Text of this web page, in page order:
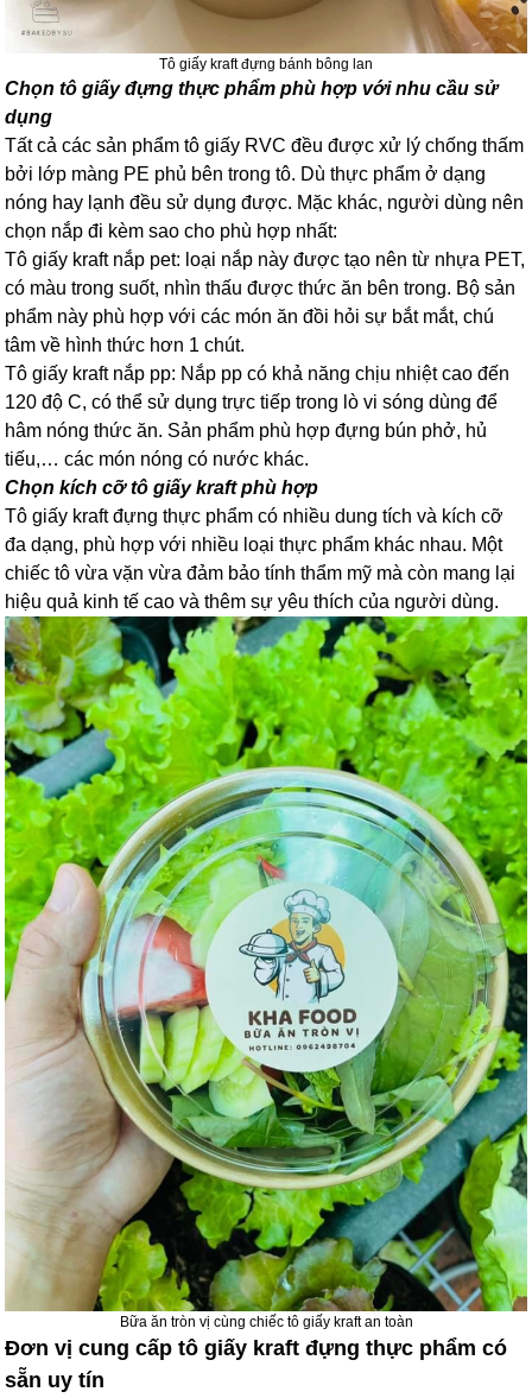
Tô giấy kraft đựng bánh bông lan
Chọn tô giấy đựng thực phẩm phù hợp với nhu cầu sử
dụng
Tất cả các sản phẩm tô giấy RVC đều được xử lý chống thấm
bởi lớp màng PE phủ bên trong tô. Dù thực phẩm ở dạng
nóng hay lạnh đều sử dụng được. Mặc khác, người dùng nên
chọn nắp đi kèm sao cho phù hợp nhất:
Tô giấy kraft nắp pet: loại nắp này được tạo nên từ nhựa PET,
có màu trong suốt, nhìn thấu được thức ăn bên trong. Bộ sản
phẩm này phù hợp với các món ăn đồi hỏi sự bắt mắt, chú
tâm về hình thức hơn 1 chút.
Tô giấy kraft nắp pp: Nắp pp có khả năng chịu nhiệt cao đến
120 độ C, có thể sử dụng trực tiếp trong lò vi sóng dùng để
hâm nóng thức ăn. Sản phẩm phù hợp đựng bún phở, hủ
tiếu,… các món nóng có nước khác.
Chọn kích cỡ tô giấy kraft phù hợp
Tô giấy kraft đựng thực phẩm có nhiều dung tích và kích cỡ
đa dạng, phù hợp với nhiều loại thực phẩm khác nhau. Một
chiếc tô vừa vặn vừa đảm bảo tính thẩm mỹ mà còn mang lại
hiệu quả kinh tế cao và thêm sự yêu thích của người dùng.
Bữa ăn tròn vị cùng chiếc tô giấy kraft an toàn
Đơn vị cung cấp tô giấy kraft đựng thực phẩm có
sẵn uy tín